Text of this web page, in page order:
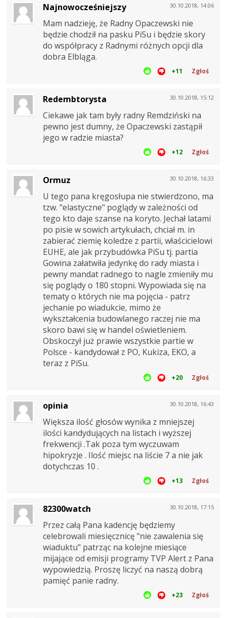
30.10.2018, 14:06
Najnowocześniejszy
Mam nadzieję, że Radny Opaczewski nie
będzie chodził na pasku PiSu i będzie skory
do współpracy z Radnymi różnych opcji dla
dobra Elbląga.
+11 Zgłoś
30.10.2018, 15:12
Redembtorysta
Ciekawe jak tam były radny Remdziński na
pewno jest dumny, że Opaczewski zastąpił
jego w radzie miasta?
+12 Zgłoś
30.10.2018, 16:33
Ormuz
U tego pana kręgosłupa nie stwierdzono, ma
tzw. "elastyczne" poglądy w zależności od
tego kto daje szanse na koryto. Jechał latami
po pisie w sowich artykułach, chciał m. in
zabierać ziemię koledze z partii, właścicielowi
EUHE, ale jak przybudówka PiSu tj. partia
Gowina załatwiła jedynkę do rady miasta i
pewny mandat radnego to nagle zmieniły mu
się poglądy o 180 stopni. Wypowiada się na
tematy o których nie ma pojęcia - patrz
jechanie po wiadukcie, mimo że
wykształcenia budowlanego raczej nie ma
skoro bawi się w handel oświetleniem.
Obskoczył już prawie wszystkie partie w
Polsce - kandydował z PO, Kukiza, EKO, a
teraz z PiSu.
+20 Zgłoś
30.10.2018, 16:43
opinia
Większa ilość głosów wynika z mniejszej
ilości kandydujących na listach i wyższej
frekwencji .Tak poza tym wyczuwam
hipokryzje . Ilość miejsc na liście 7 a nie jak
dotychczas 10 .
+13 Zgłoś
30.10.2018, 17:15
82300watch
Przez całą Pana kadencję będziemy
celebrowali miesięcznicę "nie zawalenia się
wiaduktu" patrząc na kolejne miesiące
mijające od emisji programy TVP Alert z Pana
wypowiedzią. Proszę liczyć na naszą dobrą
pamięć panie radny.
+23 Zgłoś